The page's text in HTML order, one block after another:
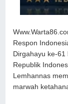
Respon
Dirgahayu ke-
Republik
Lemhannas
marwah